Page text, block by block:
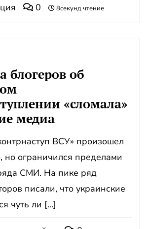
0 8секунд чтение
блогеров об
«сломала»
медиа
ВСУ» произошел
но ограничился пределами
СМИ. На пике ряд
писали, что украинские
чуть ли […]